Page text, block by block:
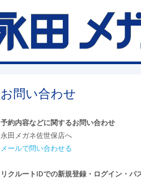
お問い合わせ
予約内容などに関するお問い合わせ
永田メガネ佐世保店へ
メールで問い合わせる
リクルートIDでの新規登録・ログイン・パ